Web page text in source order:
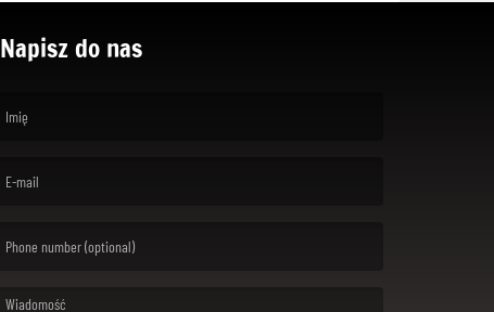
Napisz do nas